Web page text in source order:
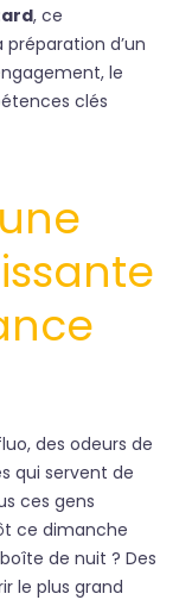
, ce
d’un
le
clés
des odeurs de
qui servent de
ces gens
ce dimanche
de nuit ? Des
le plus grand